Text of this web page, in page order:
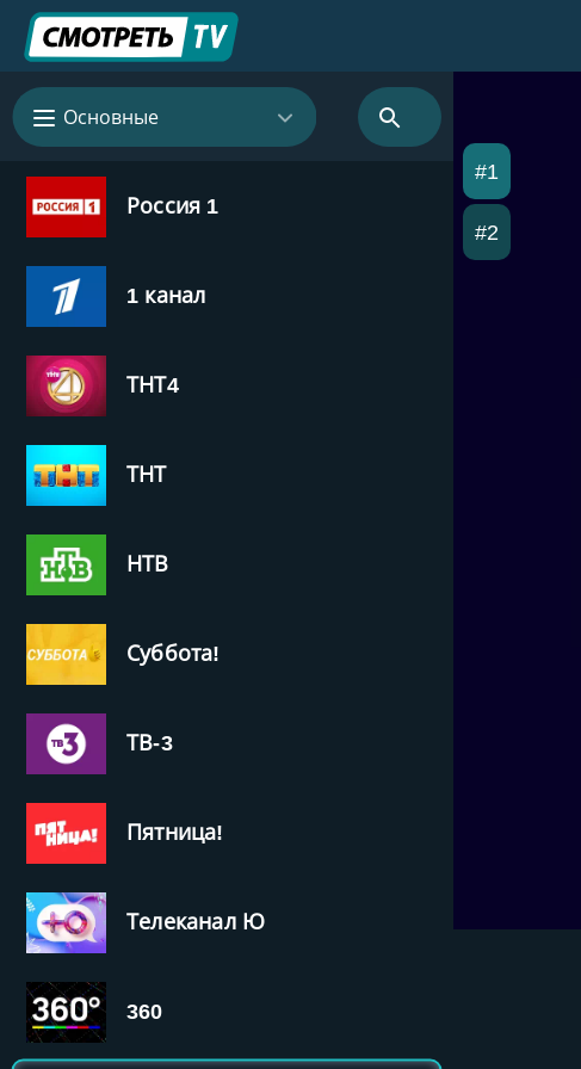
Основные
Россия 1
1 канал
ТНТ4
ТНТ
НТВ
Суббота!
ТВ-3
Пятница!
Телеканал Ю
360
#1
#2